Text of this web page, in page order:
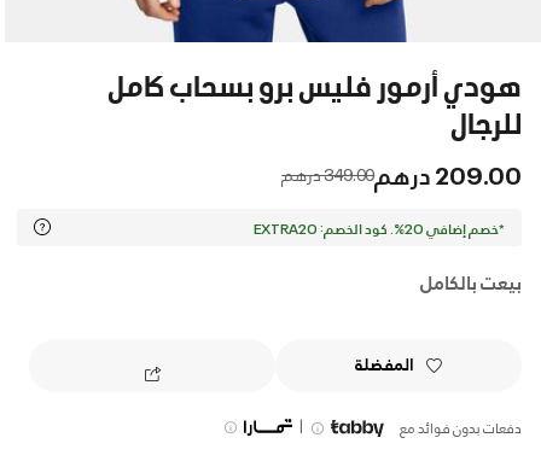
هودي أرمور فليس برو بسحاب كامل
للرجال
209.00 درهم Price reduced from
349.00 درهم to
*خصم إضافي 20%. كود الخصم: EXTRA20
بيعت بالكامل
المفضلة
دفعات بدون فوائد مع |